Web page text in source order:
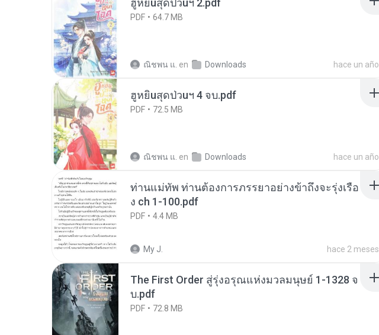
ฮูหยิuสุดป่วuฯ 2.pdf
PDF 64.7 MB
ณิชพน แ. en Downloads hace un año
ฮูหยิuสุดป่วuฯ 4 จบ.pdf
PDF 72.5 MB
ณิชพน แ. en Downloads hace un año
ท่านแม่ทัพ ท่านต้องการภรรยาอย่างข้าถึงจะรุ่งเรือ
ง ch 1-100.pdf
PDF 4.4 MB
My J. hace 2 meses
The First Order สู่รุ่งอรุณแห่งมวลมนุษย์ 1-1328 จ
บ.pdf
PDF 72.8 MB